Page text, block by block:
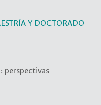
Y DOCTORADO
perspectivas